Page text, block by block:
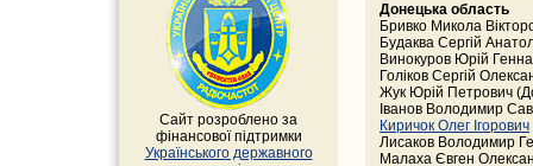
Сайт розроблено за
фінансової підтримки
Українського державного
Донецька область
Бривко Микола
Будаква Сергій
Винокуров Юрій
Голіков Сергій
Жук Юрій Петрович
Іванов Володимир
Киричок Олег Ігорович
Лисаков Володимир
Малаха Євген